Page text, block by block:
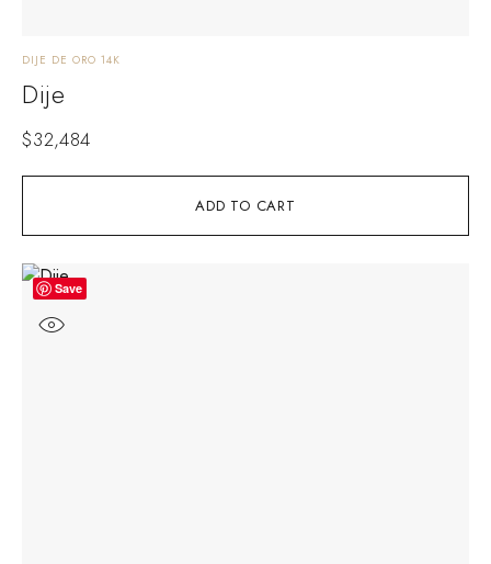
ADD TO CART
DIJE DE ORO 14K
Dije
$32,484
Save